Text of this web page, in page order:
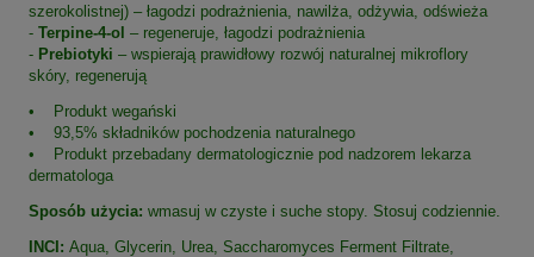
szerokolistnej) – łagodzi podrażnienia, nawilża, odżywia, odświeża
- Terpine-4-ol – regeneruje, łagodzi podrażnienia
- Prebiotyki – wspierają prawidłowy rozwój naturalnej mikroflory
skóry, regenerują
• Produkt wegański
• 93,5% składników pochodzenia naturalnego
• Produkt przebadany dermatologicznie pod nadzorem lekarza
dermatologa
Sposób użycia: wmasuj w czyste i suche stopy. Stosuj codziennie.
INCI: Aqua, Glycerin, Urea, Saccharomyces Ferment Filtrate,